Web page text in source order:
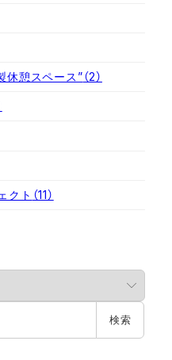
憩スペース”（2）
クト （11）
検索